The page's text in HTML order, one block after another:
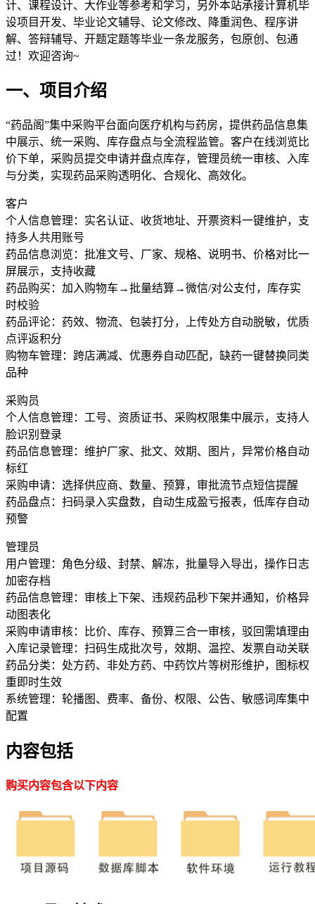
计、课程设计、大作业等参考和学习，另外本站承接计算机毕
设项目开发、毕业论文辅导、论文修改、降重润色、程序讲
解、答辩辅导、开题定题等毕业一条龙服务，包原创、包通
过！欢迎咨询~
一、项目介绍
“药品阁”集中采购平台面向医疗机构与药房，提供药品信息集
中展示、统一采购、库存盘点与全流程监管。客户在线浏览比
价下单，采购员提交申请并盘点库存，管理员统一审核、入库
与分类，实现药品采购透明化、合规化、高效化。
客户
个人信息管理：实名认证、收货地址、开票资料一键维护，支
持多人共用账号
药品信息浏览：批准文号、厂家、规格、说明书、价格对比一
屏展示，支持收藏
药品购买：加入购物车→批量结算→微信/对公支付，库存实
时校验
药品评论：药效、物流、包装打分，上传处方自动脱敏，优质
点评返积分
购物车管理：跨店满减、优惠券自动匹配，缺药一键替换同类
品种
采购员
个人信息管理：工号、资质证书、采购权限集中展示，支持人
脸识别登录
药品信息管理：维护厂家、批文、效期、图片，异常价格自动
标红
采购申请：选择供应商、数量、预算，审批流节点短信提醒
药品盘点：扫码录入实盘数，自动生成盈亏报表，低库存自动
预警
管理员
用户管理：角色分级、封禁、解冻，批量导入导出，操作日志
加密存档
药品信息管理：审核上下架、违规药品秒下架并通知，价格异
动图表化
采购申请审核：比价、库存、预算三合一审核，驳回需填理由
入库记录管理：扫码生成批次号，效期、温控、发票自动关联
药品分类：处方药、非处方药、中药饮片等树形维护，图标权
重即时生效
系统管理：轮播图、费率、备份、权限、公告、敏感词库集中
配置
内容包括
购买内容包含以下内容